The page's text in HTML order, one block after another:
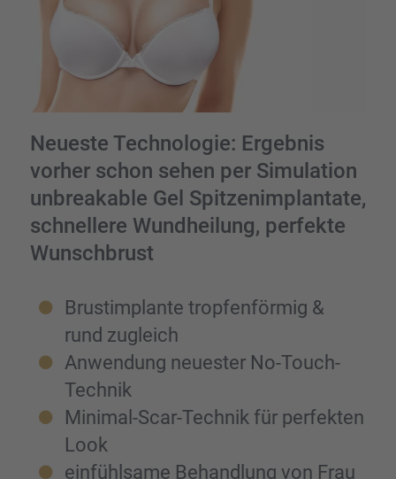
Neueste Techno­lo­gie: Ergeb­nis
vorher schon sehen per Simula­tion
unbre­aka­ble Gel Spitzen­im­plan­tate,
schnel­lere Wundhei­lung, perfekte
Wunsch­brust
Brust­im­plante tropfen­för­mig &
rund zugleich
Anwen­dung neues­ter No-Touch-
Technik
Minimal-Scar-Technik für perfek­ten
Look
einfühl­same Behand­lung von Frau